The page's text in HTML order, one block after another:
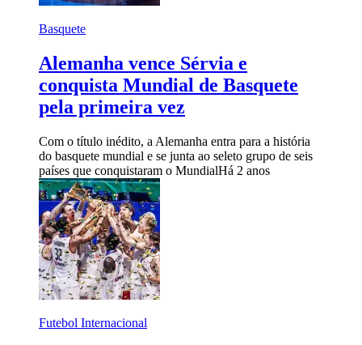
Basquete
Alemanha vence Sérvia e
conquista Mundial de Basquete
pela primeira vez
Com o título inédito, a Alemanha entra para a história
do basquete mundial e se junta ao seleto grupo de seis
países que conquistaram o MundialHá 2 anos
Futebol Internacional